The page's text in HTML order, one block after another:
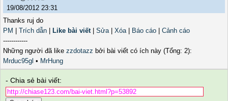
19/08/2012 23:31
Thanks ruj do
PM
Trích dẫn Like bài viết| Sửa| Xóa| Báo cáo
Cảnh cáo
------------
Những người đã like zzdotazz bởi bài viết có ích này (Tổng: 2):
Mrduc95gl • MrHung
- Chia sẻ bài viết: